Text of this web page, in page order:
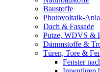
Baustoffe
Photovoltaik-
Dach & Fassade
Putze, WDVS &
Dämmstoffe &
Türen, Tore &
Fenster